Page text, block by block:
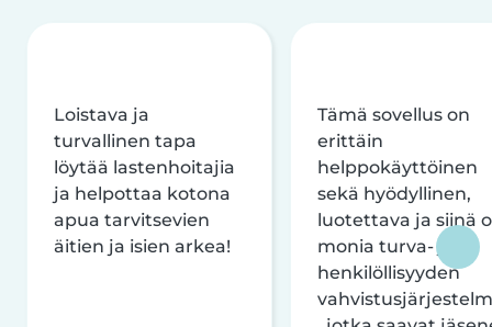
Loistava ja
turvallinen tapa
löytää lastenhoitajia
ja helpottaa kotona
apua tarvitsevien
äitien ja isien arkea!
Tämä sovellus on
erittäin
helppokäyttöinen
sekä hyödyllinen,
luotettava ja siinä
monia turva- ja
henkilöllisyyden